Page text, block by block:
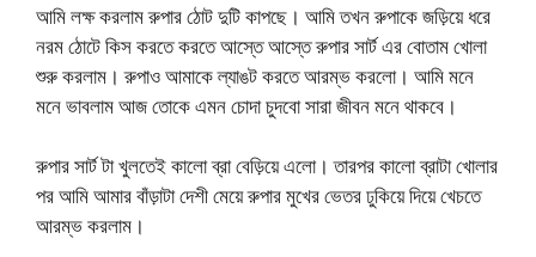
আমি লক্ষ করলাম রুপার ঠোট দুটি কাপছে। আমি তখন রুপাকে জড়িয়ে ধরে
নরম ঠোটে কিস করতে করতে আস্তে আস্তে রুপার সার্ট এর বোতাম খোলা
শুরু করলাম। রুপাও আমাকে ল্যাঙট করতে আরম্ভ করলো। আমি মনে
মনে ভাবলাম আজ তোকে এমন চোদা চুদবো সারা জীবন মনে থাকবে।
রুপার সার্ট টা খুলতেই কালো ব্রা বেড়িয়ে এলো। তারপর কালো ব্রাটা খোলার
পর আমি আমার বাঁড়াটা দেশী মেয়ে রুপার মুখের ভেতর ঢুকিয়ে দিয়ে খেচতে
আরম্ভ করলাম।